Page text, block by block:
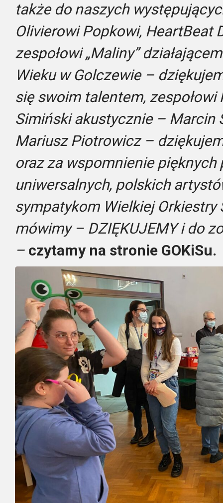
także do naszych
Olivierowi Popkowi, HeartBeat
zespołowi „Maliny”
Wieku w Golczewie –
się swoim talentem,
Simiński akustycznie – Marcin
Mariusz Piotrowicz –
oraz za wspomnienie pięknych
uniwersalnych, polskich
sympatykom Wielkiej
mówimy – DZIĘKUJEMY i do
– czytamy na stronie GOKiSu.